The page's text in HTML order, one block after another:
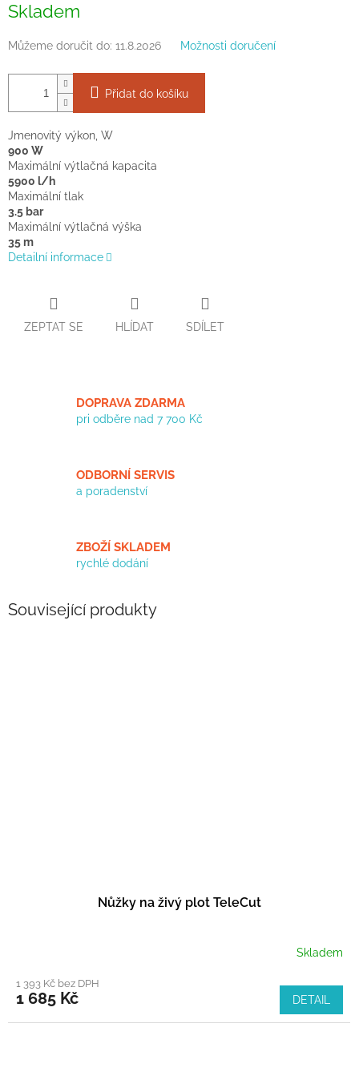
cena:
Skladem
Můžeme doručit do: 11.8.2026 Možnosti doručení
Přidat do košíku
Jmenovitý výkon, W
900 W
Maximální výtlačná kapacita
5900 l/h
Maximální tlak
3.5 bar
Maximální výtlačná výška
35 m
Detailní informace
ZEPTAT SE HLÍDAT SDÍLET
DOPRAVA ZDARMA
pri odběre nad 7 700 Kč
ODBORNÍ SERVIS
a poradenství
ZBOŽÍ SKLADEM
rychlé dodání
Související produkty
Nůžky na živý plot TeleCut
Skladem
1 393 Kč bez DPH
1 685 Kč DETAIL